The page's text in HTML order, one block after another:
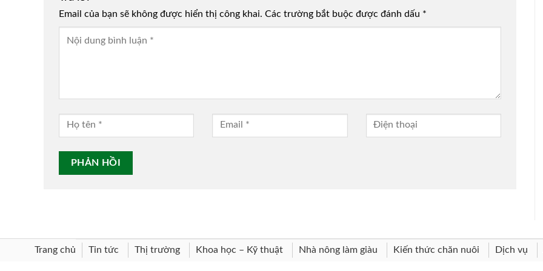
Email của bạn sẽ không được hiển thị công khai. Các trường bắt buộc được đánh dấu *
Alternative:
Trang chủ Tin tức Thị trường Khoa học – Kỹ thuật Nhà nông làm giàu Kiến thức chăn nuôi Dịch vụ